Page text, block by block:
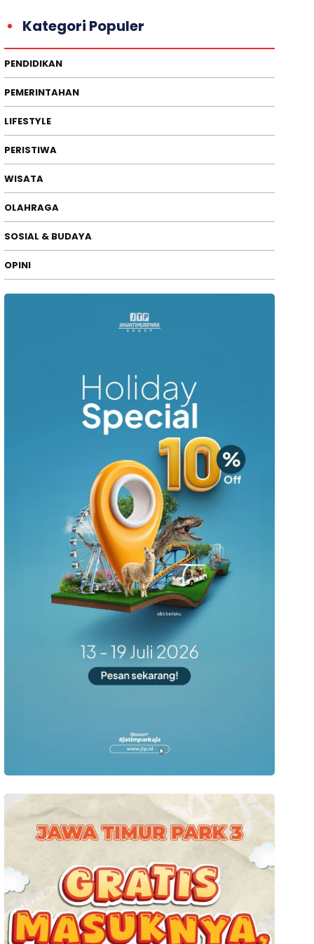
Kategori Populer
PENDIDIKAN
PEMERINTAHAN
LIFESTYLE
PERISTIWA
WISATA
OLAHRAGA
SOSIAL & BUDAYA
OPINI